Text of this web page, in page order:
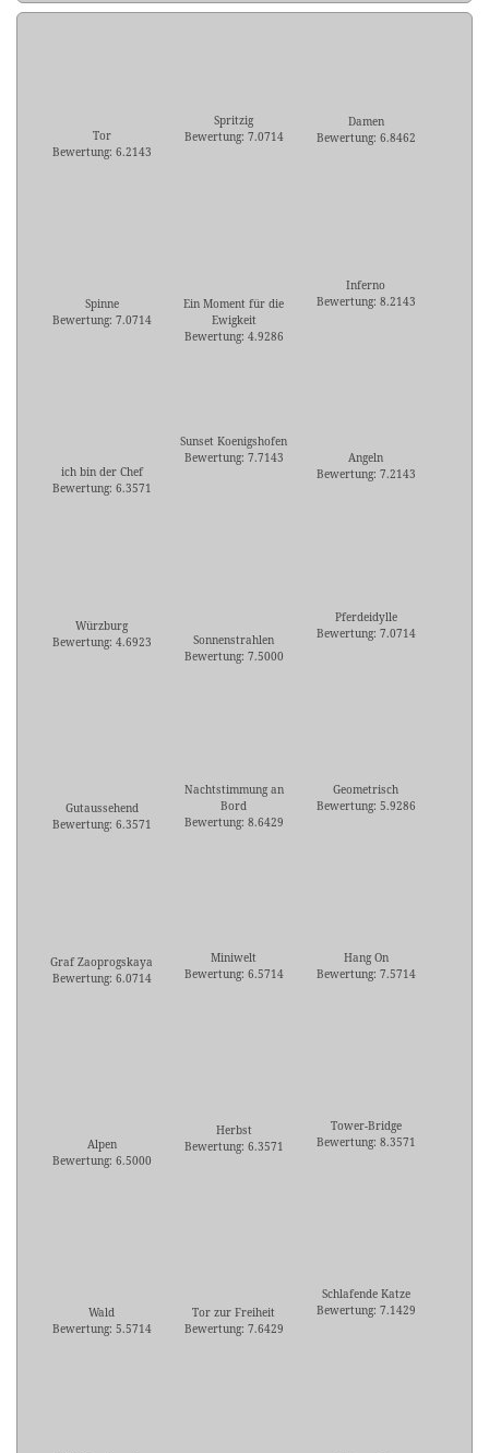
Tor
Bewertung: 6.2143
Spritzig
Bewertung: 7.0714
Damen
Bewertung: 6.8462
Spinne
Bewertung: 7.0714
Ein Moment für die
Ewigkeit
Bewertung: 4.9286
Inferno
Bewertung: 8.2143
ich bin der Chef
Bewertung: 6.3571
Sunset Koenigshofen
Bewertung: 7.7143
Angeln
Bewertung: 7.2143
Würzburg
Bewertung: 4.6923
Sonnenstrahlen
Bewertung: 7.5000
Pferdeidylle
Bewertung: 7.0714
Gutaussehend
Bewertung: 6.3571
Nachtstimmung an
Bord
Bewertung: 8.6429
Geometrisch
Bewertung: 5.9286
Graf Zaoprogskaya
Bewertung: 6.0714
Miniwelt
Bewertung: 6.5714
Hang On
Bewertung: 7.5714
Alpen
Bewertung: 6.5000
Herbst
Bewertung: 6.3571
Tower-Bridge
Bewertung: 8.3571
Wald
Bewertung: 5.5714
Tor zur Freiheit
Bewertung: 7.6429
Schlafende Katze
Bewertung: 7.1429